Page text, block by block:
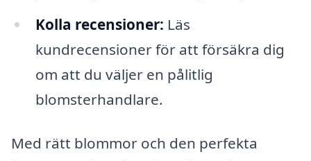
Kolla recensioner: Läs
kundrecensioner för att försäkra dig
om att du väljer en pålitlig
blomsterhandlare.
Med rätt blommor och den perfekta